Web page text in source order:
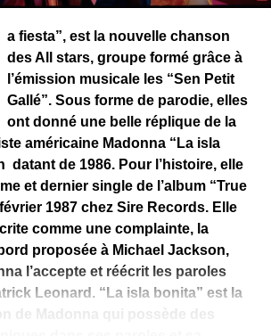
a fiesta”, est la nouvelle chanson
des All stars, groupe formé grâce à
l’émission musicale les “Sen Petit
Gallé”. Sous forme de parodie, elles
ont donné une belle réplique de la
américaine Madonna “La isla
datant de 1986. Pour l’histoire, elle
et dernier single de l’album “True
1987 chez Sire Records. Elle
comme une complainte, la
proposée à Michael Jackson,
l’accepte et réécrit les paroles
Leonard. “La isla bonita” est la